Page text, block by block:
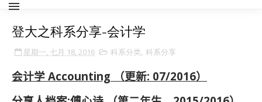
登大之科系分享-会计学
星期一, 七月 18, 2016 科系分类, 科系分享
会计学 Accounting （更新: 07/2016）